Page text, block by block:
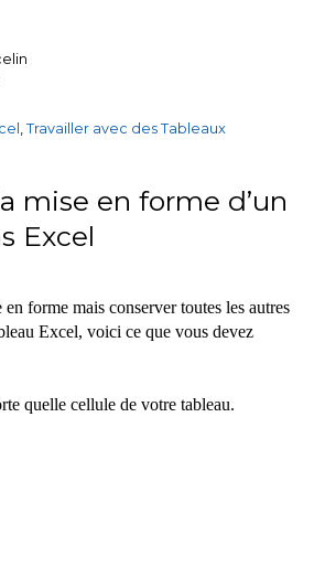
,Travailler avec des Tableaux
mise en forme d’un
Excel
forme mais conserver toutes les autres
Excel, voici ce que vous devez
quelle cellule de votre tableau.